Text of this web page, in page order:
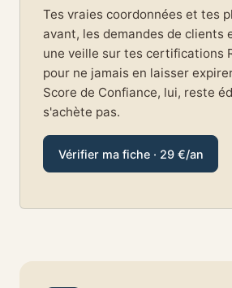
Tes vraies coordonnées et tes
avant, les demandes de clients
une veille sur tes certifications
pour ne jamais en laisser
Score de Confiance, lui, reste
s'achète pas.
Vérifier ma fiche · 29 €/an